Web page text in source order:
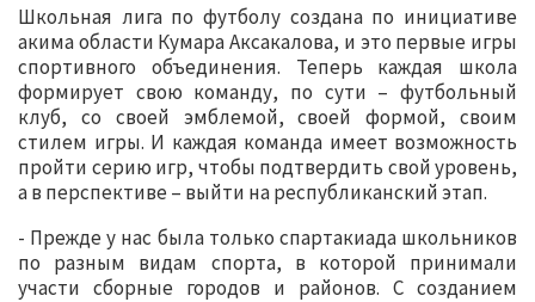
Школьная лига по футболу создана по инициативе
акима области Кумара Аксакалова, и это первые игры
спортивного объединения. Теперь каждая школа
формирует свою команду, по сути – футбольный
клуб, со своей эмблемой, своей формой, своим
стилем игры. И каждая команда имеет возможность
пройти серию игр, чтобы подтвердить свой уровень,
а в перспективе – выйти на республиканский этап.
- Прежде у нас была только спартакиада школьников
по разным видам спорта, в которой принимали
участи сборные городов и районов. С созданием